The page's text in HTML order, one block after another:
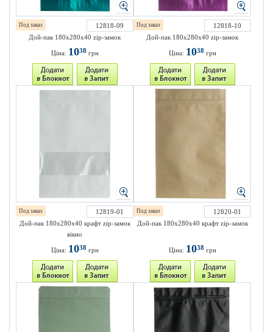
Под заказ
12818-09
Дой-пак 180х280х40 zip-замок
Ціна: 1038грн
Под заказ
12818-10
Дой-пак 180х280х40 zip-замок
Ціна: 1038грн
Под заказ
12819-01
Дой-пак 180х280х40 крафт zip-замок
вікно
Ціна: 1038грн
Под заказ
12820-01
Дой-пак 180х280х40 крафт zip-замок
Ціна: 1038грн